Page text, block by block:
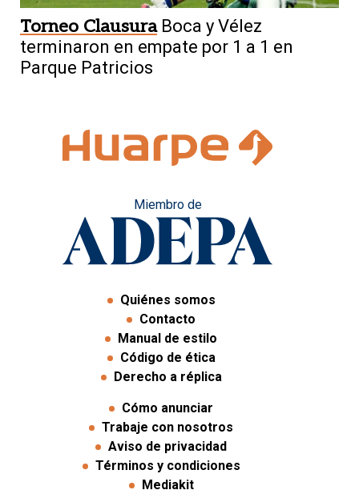
Torneo Clausura Boca y Vélez
terminaron en empate por 1 a 1 en
Parque Patricios
Miembro de
Quiénes somos
Contacto
Manual de estilo
Código de ética
Derecho a réplica
Cómo anunciar
Trabaje con nosotros
Aviso de privacidad
Términos y condiciones
Mediakit